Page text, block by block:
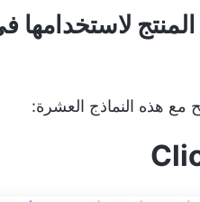
المنتج لاستخدامها
مع هذه النماذج العشرة: